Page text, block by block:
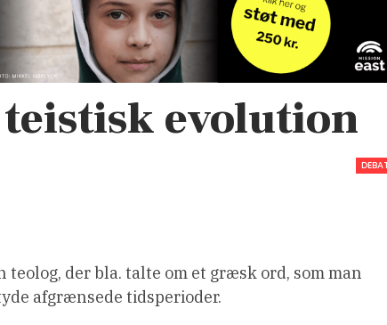
evolution
teolog, der bla. talte om et græsk ord, som man
afgrænsede tidsperioder.